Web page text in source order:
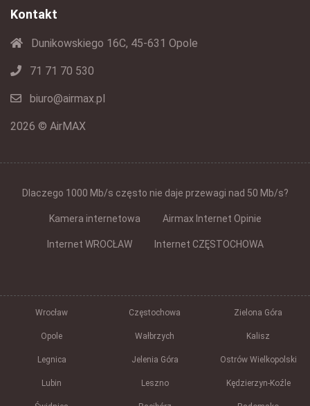
Kontakt
Dunikowskiego 16C, 45-631 Opole
71 71 70 530
biuro@airmax.pl
2026 © AirMAX
Dlaczego 1000 Mb/s często nie daje przewagi nad 50 Mb/s?
Kamera internetowa Airmax Internet Opinie
Internet WROCŁAW Internet CZĘSTOCHOWA
Wrocław Częstochowa Zielona Góra
Opole Wałbrzych Kalisz
Legnica Jelenia Góra Ostrów Wielkopolski
Lubin Leszno Kędzierzyn-Koźle